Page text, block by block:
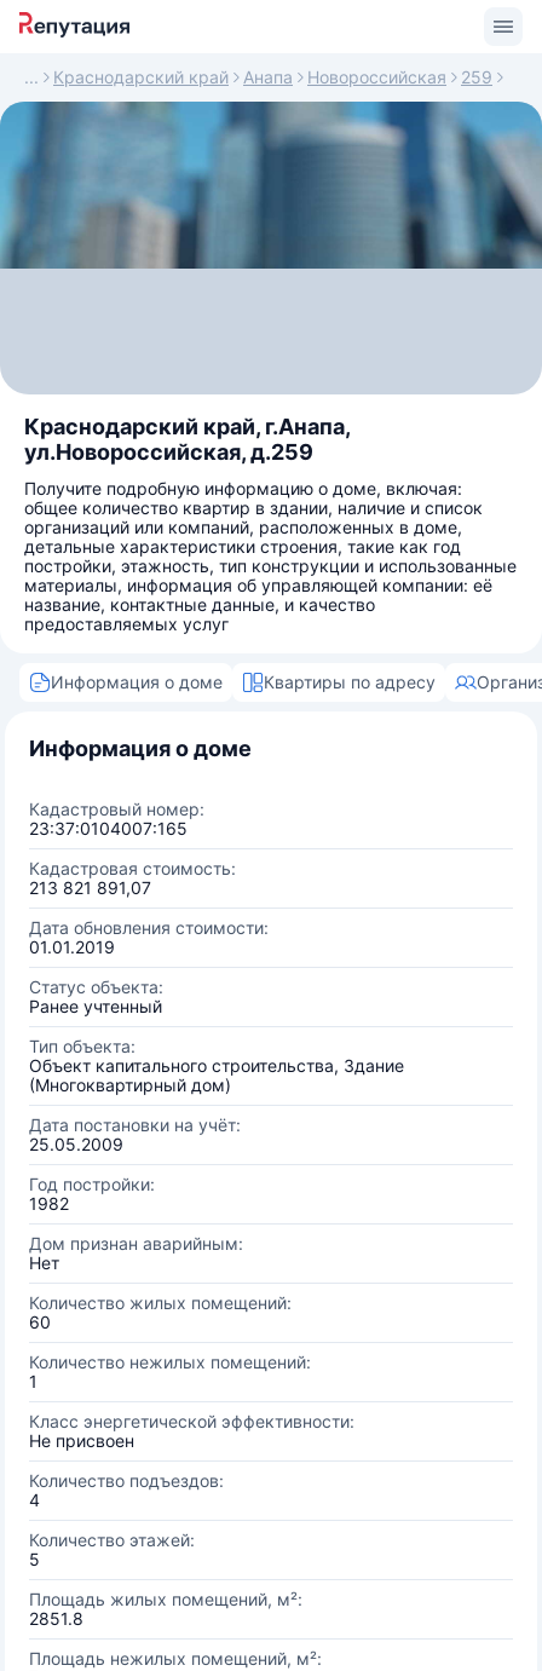
Краснодарский край Анапа Новороссийская 259
Краснодарский край, г.Анапа,
ул.Новороссийская, д.259
Получите подробную информацию о доме, включая:
общее количество квартир в здании, наличие и список
организаций или компаний, расположенных в доме,
детальные характеристики строения, такие как год
постройки, этажность, тип конструкции и использованные
материалы, информация об управляющей компании: её
название, контактные данные, и качество
предоставляемых услуг
Информация о доме Квартиры по адресу
Информация о доме
Кадастровый номер:
23:37:0104007:165
Кадастровая стоимость:
213 821 891,07
Дата обновления стоимости:
01.01.2019
Статус объекта:
Ранее учтенный
Тип объекта:
Объект капитального строительства, Здание
(Многоквартирный дом)
Дата постановки на учёт:
25.05.2009
Год постройки:
1982
Дом признан аварийным:
Нет
Количество жилых помещений:
60
Количество нежилых помещений:
1
Класс энергетической эффективности:
Не присвоен
Количество подъездов:
4
Количество этажей:
5
Площадь жилых помещений, м²:
2851.8
Площадь нежилых помещений, м²: